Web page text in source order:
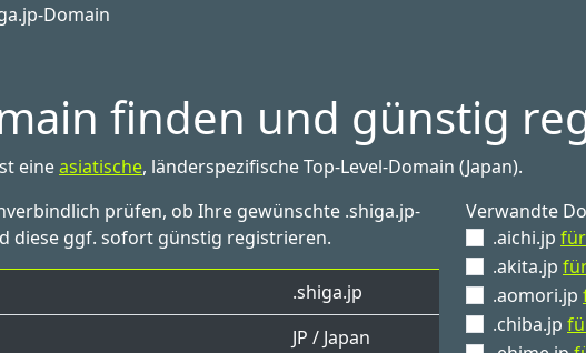
Domain
finden und günstig
eineasiatische, länderspezifische Top-Level-Domain (Japan).
prüfen, ob Ihre gewünschte .shiga.jp-
diese ggf. sofort günstig registrieren.
.shiga.jp
JP / Japan
Verwandte
.aichi.jp
.akita.jp
.aomori.jp
.chiba.jp